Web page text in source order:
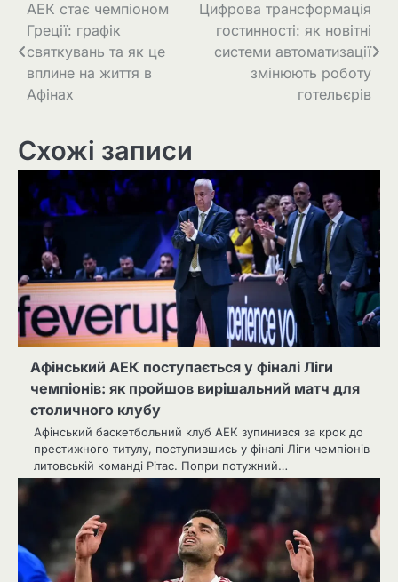
АЕК стає чемпіоном
Греції: графік
святкувань та як це
вплине на життя в
Афінах
Цифрова трансформація
гостинності: як новітні
системи автоматизації
змінюють роботу
готельєрів
Схожі записи
Афінський АЕК поступається у фіналі Ліги
чемпіонів: як пройшов вирішальний матч для
столичного клубу
Афінський баскетбольний клуб АЕК зупинився за крок до
престижного титулу, поступившись у фіналі Ліги чемпіонів
литовській команді Рітас. Попри потужний…